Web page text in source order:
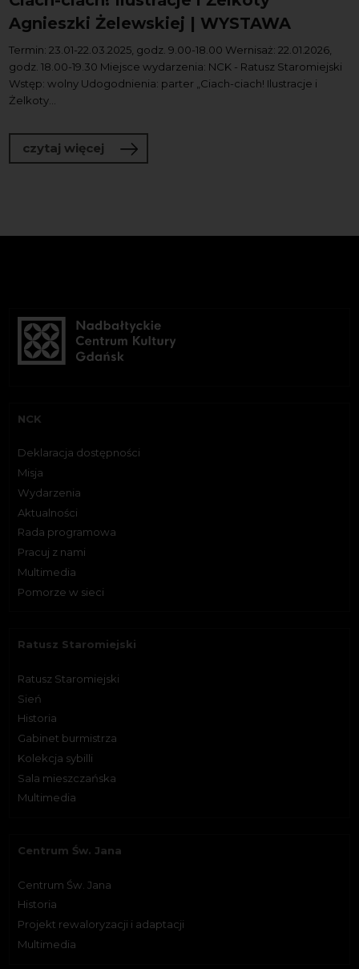
Agnieszki Żelewskiej | WYSTAWA
Termin: 23.01-22.03.2025, godz. 9.00-18.00 Wernisaż: 22.01.2026,
godz. 18.00-19.30 Miejsce wydarzenia: NCK - Ratusz Staromiejski
Wstęp: wolny Udogodnienia: parter „Ciach-ciach! Ilustracje i
Żelkoty...
czytaj więcej o Ciach-ciach! Ilustracje i Żelkoty
NCK
Deklaracja dostępności
Misja
Wydarzenia
Aktualności
Rada programowa
Pracuj z nami
Multimedia
Pomorze w sieci
Ratusz Staromiejski
Ratusz Staromiejski
Sień
Historia
Gabinet burmistrza
Kolekcja sybilli
Sala mieszczańska
Multimedia
Centrum Św. Jana
Centrum Św. Jana
Historia
Projekt rewaloryzacji i adaptacji
Multimedia